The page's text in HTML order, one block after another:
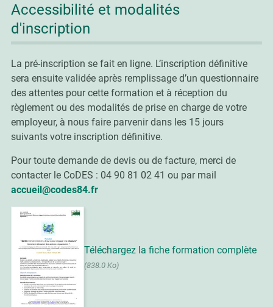
Accessibilité et modalités
d'inscription
La pré-inscription se fait en ligne. L’inscription définitive
sera ensuite validée après remplissage d’un questionnaire
des attentes pour cette formation et à réception du
règlement ou des modalités de prise en charge de votre
employeur, à nous faire parvenir dans les 15 jours
suivants votre inscription définitive.
Pour toute demande de devis ou de facture, merci de
contacter le CoDES : 04 90 81 02 41 ou par mail
accueil@codes84.fr
Téléchargez la fiche formation complète
(838.0 Ko)